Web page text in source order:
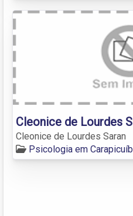
Cleonice de Lourdes
Cleonice de Lourdes Saran
Psicologia em